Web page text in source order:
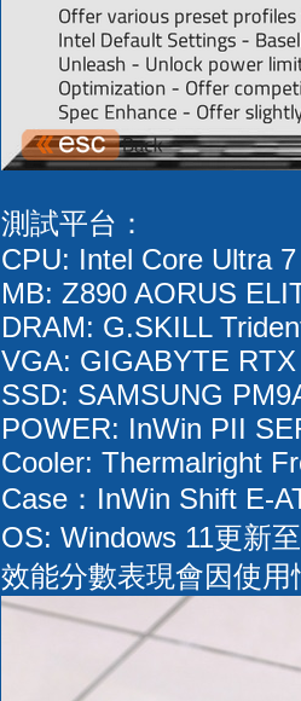
測試平台：
CPU: Intel Core Ultra
MB: Z890 AORUS
DRAM: G.SKILL
VGA: GIGABYTE
SSD: SAMSUNG
POWER: InWin PII
Cooler: Thermalright
Case：InWin Shift E-
OS: Windows 11更新
效能分數表現會因使